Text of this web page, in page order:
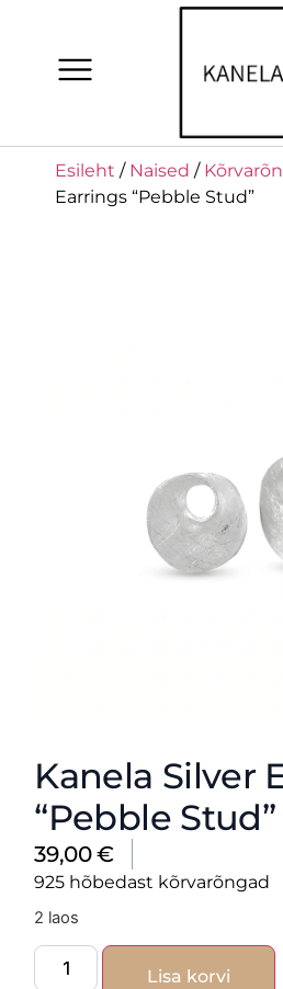
Esileht / Naised /
Earrings “Pebble Stud”
Kanela Silver
“Pebble Stud”
39,00€
925 hõbedast kõrvarõngad
2 laos
Lisa korvi